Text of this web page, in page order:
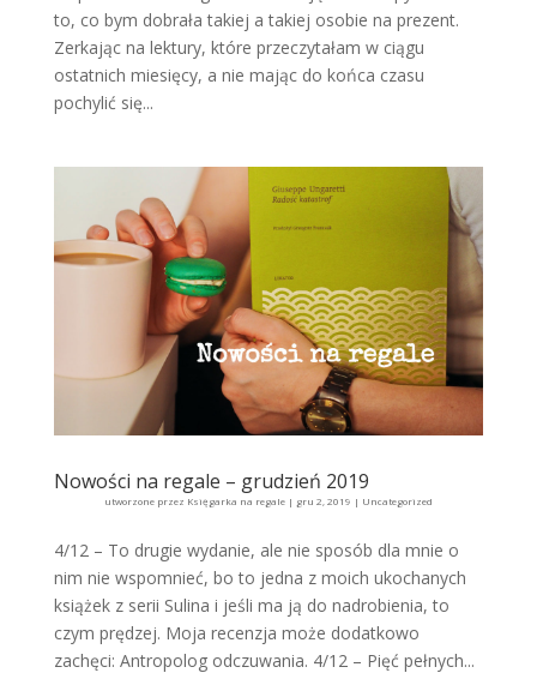
to, co bym dobrała takiej a takiej osobie na prezent.
Zerkając na lektury, które przeczytałam w ciągu
ostatnich miesięcy, a nie mając do końca czasu
pochylić się...
Nowości na regale – grudzień 2019
utworzone przez Księgarka na regale| gru 2, 2019 | Uncategorized
4/12 – To drugie wydanie, ale nie sposób dla mnie o
nim nie wspomnieć, bo to jedna z moich ukochanych
książek z serii Sulina i jeśli ma ją do nadrobienia, to
czym prędzej. Moja recenzja może dodatkowo
zachęci: Antropolog odczuwania. 4/12 – Pięć pełnych...